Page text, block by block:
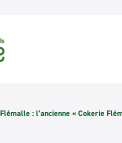
Flémalle : l’ancienne « Cokerie